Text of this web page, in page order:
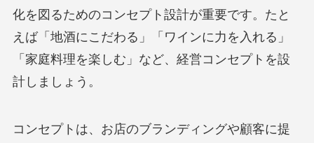
化を図るためのコンセプト設計が重要です。たと
えば「地酒にこだわる」「ワインに力を入れる」
「家庭料理を楽しむ」など、経営コンセプトを設
計しましょう。
コンセプトは、お店のブランディングや顧客に提